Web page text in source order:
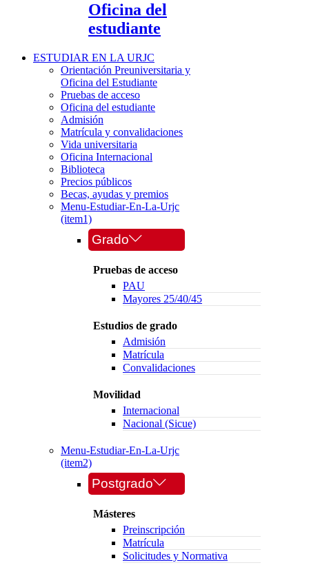
Oficina del
estudiante
ESTUDIAR EN LA URJC
Orientación Preuniversitaria y
Oficina del Estudiante
Pruebas de acceso
Oficina del estudiante
Admisión
Matrícula y convalidaciones
Vida universitaria
Oficina Internacional
Biblioteca
Precios públicos
Becas, ayudas y premios
Menu-Estudiar-En-La-Urjc
(item1)
Grado
Pruebas de acceso
PAU
Mayores 25/40/45
Estudios de grado
Admisión
Matrícula
Convalidaciones
Movilidad
Internacional
Nacional (Sicue)
Menu-Estudiar-En-La-Urjc
(item2)
Postgrado
Másteres
Preinscripción
Matrícula
Solicitudes y Normativa